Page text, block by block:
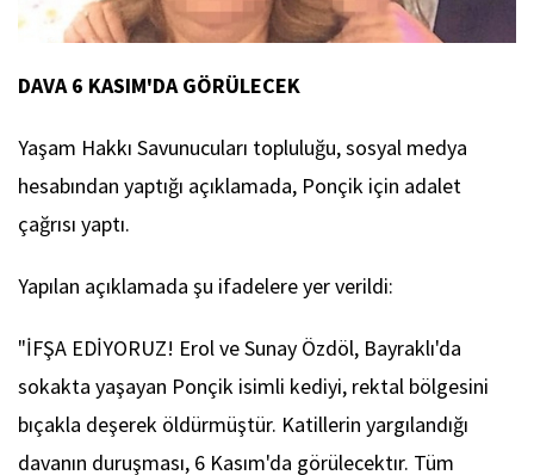
DAVA 6 KASIM'DA GÖRÜLECEK
Yaşam Hakkı Savunucuları topluluğu, sosyal medya
hesabından yaptığı açıklamada, Ponçik için adalet
çağrısı yaptı.
Yapılan açıklamada şu ifadelere yer verildi:
"İFŞA EDİYORUZ! Erol ve Sunay Özdöl, Bayraklı'da
sokakta yaşayan Ponçik isimli kediyi, rektal bölgesini
bıçakla deşerek öldürmüştür. Katillerin yargılandığı
davanın duruşması, 6 Kasım'da görülecektır. Tüm